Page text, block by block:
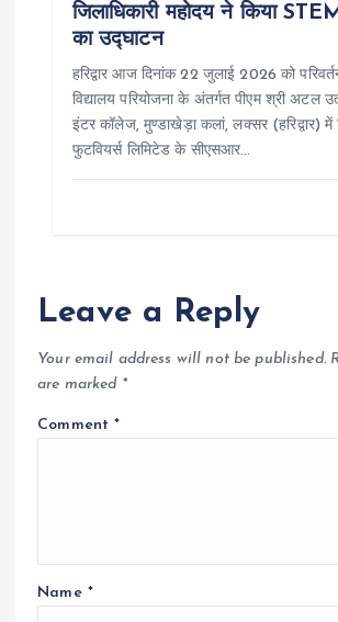
जिलाधिकारी महोदय ने किया
का उद्घाटन
हरिद्वार आज दिनांक 22 जुलाई 2026 को
विद्यालय परियोजना के अंतर्गत पीएम श्री अटल
इंटर कॉलेज, मुण्डाखेड़ा कलां, लक्सर (हरिद्वार) में
फुटवियर्स लिमिटेड के सीएसआर…
Leave a Reply
Your email address will not be published.
are marked *
Comment*
Name *